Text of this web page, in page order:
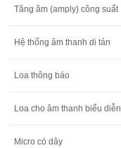
Tăng âm (amply) công suất
Hệ thống âm thanh di tản
Loa thông báo
Loa cho âm thanh biểu diễn
Micro có dây